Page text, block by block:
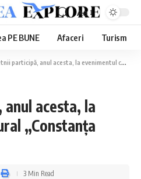
Aa
PE BUNE Afaceri Turism
participă, anul acesta, la evenimentul cultural „Constanța Multietnică”
acesta, la
„Constanța
3 Min Read